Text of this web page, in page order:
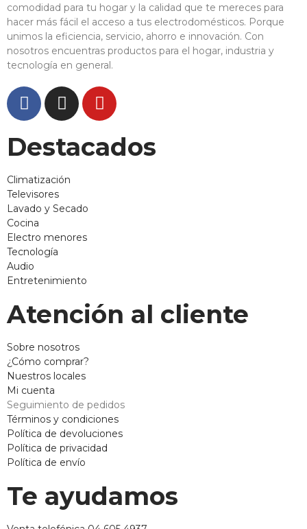
comodidad para tu hogar y la calidad que te mereces para
hacer más fácil el acceso a tus electrodomésticos. Porque
unimos la eficiencia, servicio, ahorro e innovación. Con
nosotros encuentras productos para el hogar, industria y
tecnología en general.
Destacados
Climatización
Televisores
Lavado y Secado
Cocina
Electro menores
Tecnología
Audio
Entretenimiento
Atención al cliente
Sobre nosotros
¿Cómo comprar?
Nuestros locales
Mi cuenta
Seguimiento de pedidos
Términos y condiciones
Política de devoluciones
Política de privacidad
Política de envío
Te ayudamos